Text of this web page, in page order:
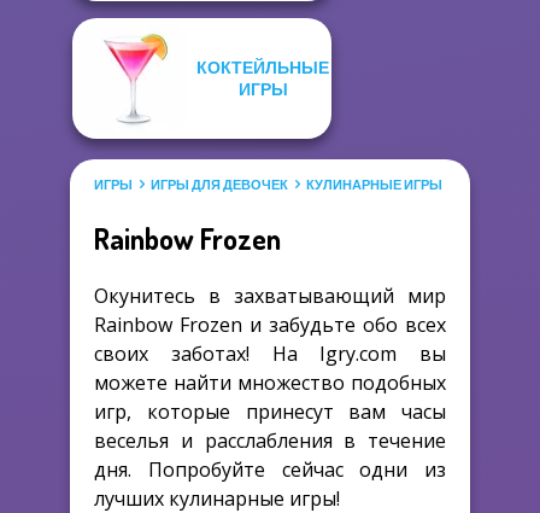
КОКТЕЙЛЬНЫЕ
ИГРЫ
ИГРЫ ИГРЫ ДЛЯ ДЕВОЧЕК КУЛИНАРНЫЕ ИГРЫ
Rainbow Frozen
Окунитесь в захватывающий мир
Rainbow Frozen и забудьте обо всех
своих заботах! На Igry.com вы
можете найти множество подобных
игр, которые принесут вам часы
веселья и расслабления в течение
дня. Попробуйте сейчас одни из
лучших кулинарные игры!